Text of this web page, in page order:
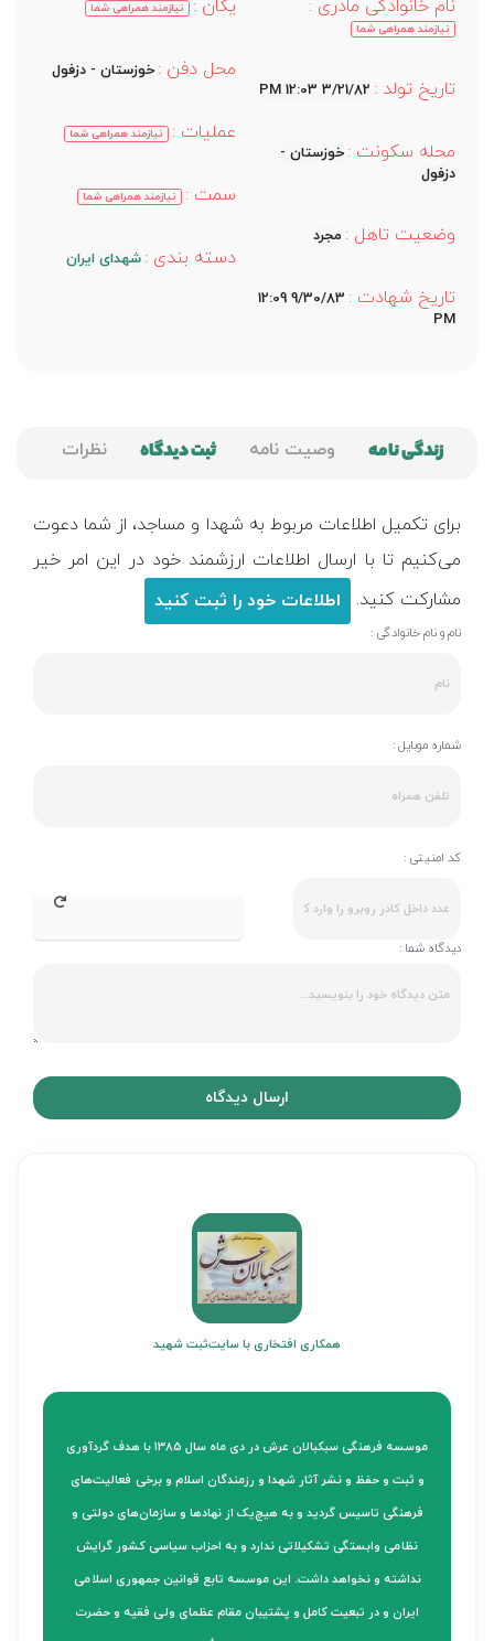
نام خانوادگی مادری :
نیازمند همراهی شما
تاریخ تولد : 3/21/82 12:03 PM
محله سکونت : خوزستان -
دزفول
وضعیت تاهل : مجرد
تاریخ شهادت :
9/30/83 12:09
PM
یگان : نیازمند همراهی شما
محل دفن : خوزستان - دزفول
عملیات : نیازمند همراهی شما
سمت : نیازمند همراهی شما
دسته بندی : شهدای ایران
زندگی نامه وصیت نامه ثبت دیدگاه نظرات
برای تکمیل اطلاعات مربوط به شهدا و مساجد، از شما دعوت
می‌کنیم تا با ارسال اطلاعات ارزشمند خود در این امر خیر
مشارکت کنید.
اطلاعات خود را ثبت کنید
نام و نام خانوادگی :
شماره موبایل :
کد امنیتی :
دیدگاه شما :
ارسال دیدگاه
همکاری افتخاری با سایتثبت شهید
موسسه فرهنگی سبکبالان عرش در دی ماه سال 1385 با هدف گردآوری
و ثبت و حفظ و نشر آثار شهدا و رزمندگان اسلام و برخی فعالیت‌های
فرهنگی تاسیس گردید و به هیچ‌یک از نهادها و سازمان‌های دولتی و
نظامی وابستگی تشکیلاتی ندارد و به احزاب سیاسی کشور گرایش
نداشته و نخواهد داشت. این موسسه تابع قوانین جمهوری اسلامی
ایران و در تبعیت کامل و پشتیبان مقام عظمای ولی فقیه و حضرت